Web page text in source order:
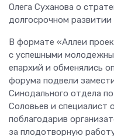
Олега Суханова о
долгосрочном
В формате «Аллеи
с успешными
епархий и обменялись
форума подвели
Синодального отдела
Соловьев и специалист
поблагодарив
за плодотворную